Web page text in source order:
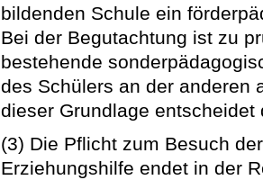
bildenden Schule ein
Bei der Begutachtung ist zu
bestehende
des Schülers an der anderen
dieser Grundlage
(3) Die Pflicht zum Besuch
Erziehungshilfe endet in der